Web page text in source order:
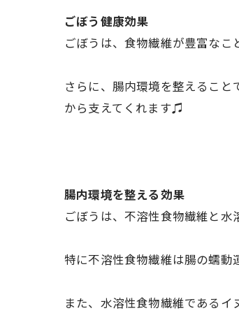
ごぼう健康効果
ごぼうは、食物繊維が豊富な
さらに、腸内環境を整えるこ
から支えてくれます♫
腸内環境を整える効果
ごぼうは、不溶性食物繊維と水
特に不溶性食物繊維は腸の蠕動
また、水溶性食物繊維である